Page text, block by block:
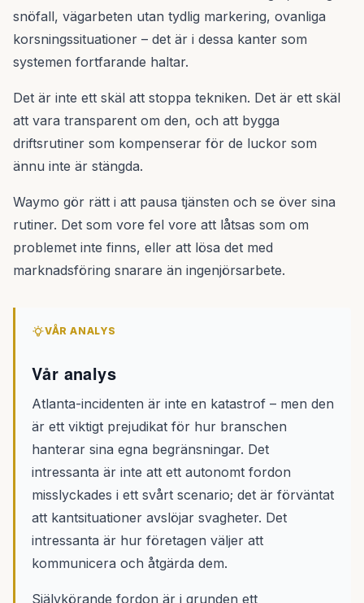
snöfall, vägarbeten utan tydlig markering, ovanliga
korsningssituationer – det är i dessa kanter som
systemen fortfarande haltar.
Det är inte ett skäl att stoppa tekniken. Det är ett skäl
att vara transparent om den, och att bygga
driftsrutiner som kompenserar för de luckor som
ännu inte är stängda.
Waymo gör rätt i att pausa tjänsten och se över sina
rutiner. Det som vore fel vore att låtsas som om
problemet inte finns, eller att lösa det med
marknadsföring snarare än ingenjörsarbete.
VÅR ANALYS
Vår analys
Atlanta-incidenten är inte en katastrof – men den
är ett viktigt prejudikat för hur branschen
hanterar sina egna begränsningar. Det
intressanta är inte att ett autonomt fordon
misslyckades i ett svårt scenario; det är förväntat
att kantsituationer avslöjar svagheter. Det
intressanta är hur företagen väljer att
kommunicera och åtgärda dem.
Självkörande fordon är i grunden ett